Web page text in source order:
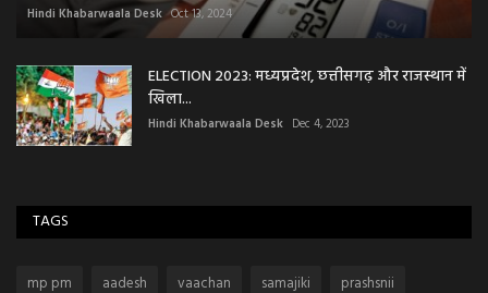
Hindi Khabarwaala Desk Oct 13, 2024
ELECTION 2023: मध्यप्रदेश, छत्तीसगढ़ और राजस्थान में
खिला...
Hindi Khabarwaala Desk Dec 4, 2023
TAGS
mp pm aadesh vaachan samajiki
prashsnii